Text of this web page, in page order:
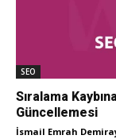
SEO
Sıralama
Güncellemesi
İsmail Emrah